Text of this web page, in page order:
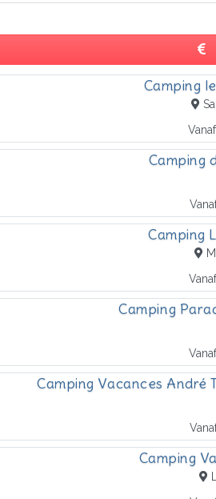
Camping
Vanaf
Camping
Camping
Camping
Camping Vacances André
Camping